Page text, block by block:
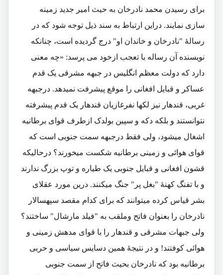
برای رسیدن محمد نادرخان به حیث امیر جدید زمینه
سازی نمایند. دراین ارتباط به سند ذیل توجه شود که در
رسالۀ "نادرخان و خاندان او" درج گردیده است، چنانکه
نویسنده آن رساله با تعجب ازخود می پرسد: «چه معنی
دارد که دولت معظم انگلیس در جبهه مشرقی یک قدم
عساکر و قبایل افغانی را موقع پیشرفت نمیدهد. درجبهه
غربی، قندهار نیز لکها نفرغازیان قندهار یک قدم پیشرفته
نتوانستند و بلکه دکه و سپین بولدک ازطرف قوای برطانیه
اشغال میشود، ولی فقط درجبهه سمت جنوبی است که
قوای هوائی و زمینی برطانیه شکست میخورند؟ درحالیکه
قشون افغانی و قبایل جنوبی یک طیاره و توپ بزرگ ندارند
و با تفنگ کهنۀ "بغل پر" جنگ میکنند. درین مورد عقلای
بشر قیاس کرده میتوانند که برای کدام مقصد سپهسالار
نادرخان را بعنوان فاتح وملقب به "فیلد مارشال" ساختند؟
ولی جبهات مشرقی و قندهار را با قوای مدهش زمینی و
هوائی کوفتند! و در نتیجۀ همین دسایس سیاسی و حربی
برطانیه بود که نادرخان بحیث فاتح از سمت جنوبی